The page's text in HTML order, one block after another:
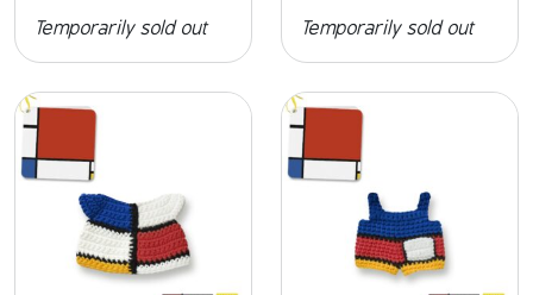
Temporarily sold out Temporarily sold out